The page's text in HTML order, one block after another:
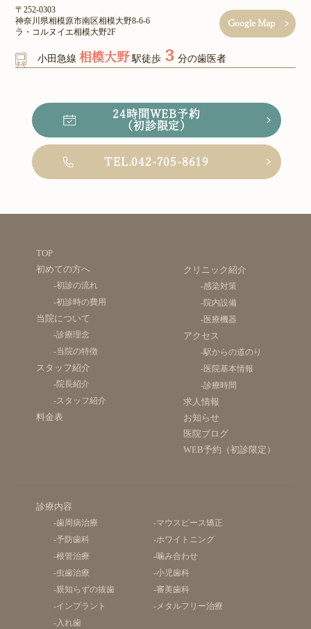
〒252-0303
神奈川県相模原市南区相模大野8-6-6
ラ・コルヌイエ相模大野2F
Google Map
小田急線相模大野 駅徒歩 ３分の歯医者
24時間WEB予約
（初診限定）
TEL.042-705-8619
TOP
初めての方へ
-初診の流れ
-初診時の費用
当院について
-診療理念
-当院の特徴
スタッフ紹介
-院長紹介
-スタッフ紹介
料金表
クリニック紹介
-感染対策
-院内設備
-医療機器
アクセス
-駅からの道のり
-医院基本情報
-診療時間
求人情報
お知らせ
医院ブログ
WEB予約（初診限定）
診療内容
-歯周病治療
-予防歯科
-根管治療
-虫歯治療
-親知らずの抜歯
-インプラント
-入れ歯
-マウスピース矯正
-ホワイトニング
-噛み合わせ
-小児歯科
-審美歯科
-メタルフリー治療